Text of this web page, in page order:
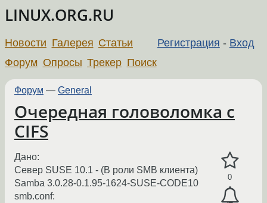
LINUX.ORG.RU
Регистрация - Вход
Новости Галерея Статьи
Форум Опросы Трекер Поиск
Форум — General
Очередная головоломка с
CIFS
0
Дано:
Север SUSE 10.1 - (В роли SMB клиента)
Samba 3.0.28-0.1.95-1624-SUSE-CODE10
smb.conf: